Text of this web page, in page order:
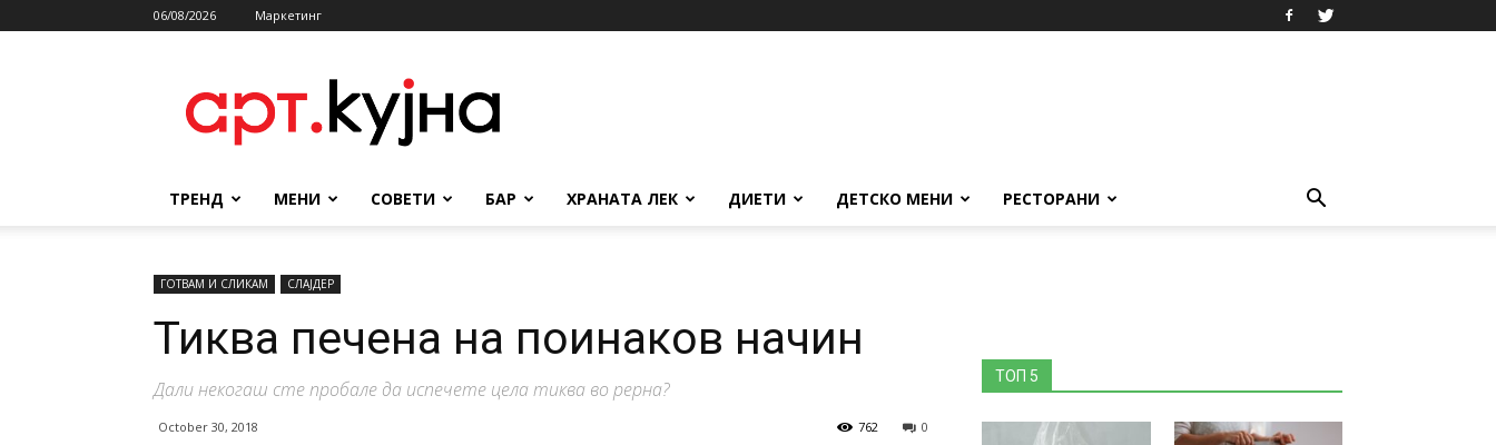
06/08/2026 Маркетинг
ТРЕНД МЕНИ СОВЕТИ БАР ХРАНАТА ЛЕК ДИЕТИ ДЕТСКО МЕНИ РЕСТОРАНИ
ГОТВАМ И СЛИКАМ СЛАЈДЕР
Тиква печена на поинаков начин
Дали некогаш сте пробале да испечете цела тиква во рерна?
October 30, 2018 0
762
ТОП 5